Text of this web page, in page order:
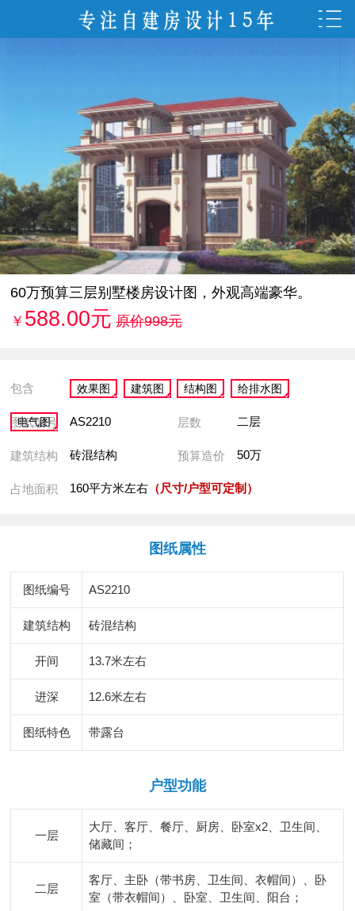
60万预算三层别墅楼房设计图，外观高端豪华。
￥ 588.00元 原价998元
包含 效果图 建筑图 结构图 给排水图
电气图
图纸编号 AS2210 层数 二层
建筑结构 砖混结构 预算造价 50万
占地面积 160平方米左右 （尺寸/户型可定制）
图纸属性
图纸编号 AS2210
建筑结构 砖混结构
开间 13.7米左右
进深 12.6米左右
图纸特色 带露台
户型功能
一层
大厅、客厅、餐厅、厨房、卧室x2、卫生间、
储藏间；
二层
客厅、主卧（带书房、卫生间、衣帽间）、卧
室（带衣帽间）、卧室、卫生间、阳台；